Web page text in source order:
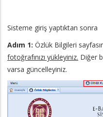
Sisteme giriş yaptıktan sonra
Adım 1: Özlük Bilgileri
fotoğrafınızı yükleyiniz. Diğer
varsa güncelleyiniz.